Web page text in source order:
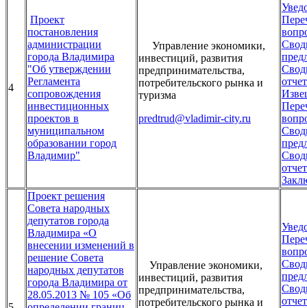
4
Проект
постановления
администрации
города Владимира
"Об утверждении
Регламента
сопровождения
инвестиционных
проектов в
муниципальном
образовании город
Владимир"
Управление экономики,
инвестиций, развития
предпринимательства,
потребительского рынка и
туризма
predtrud@vladimir-city.ru
отчет
отчет
Проект решения
Совета народных
депутатов города
Владимира «О
внесении изменений в
решение Совета
народных депутатов
города Владимира от
28.05.2013 № 105 «Об
Управление экономики,
инвестиций, развития
предпринимательства,
потребительского рынка и
отчет